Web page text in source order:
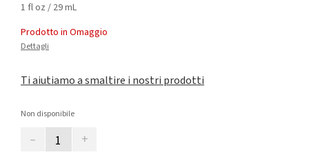
1 fl oz / 29 mL
Prodotto in Omaggio
Dettagli
Ti aiutiamo a smaltire i nostri prodotti
Non disponibile
– +